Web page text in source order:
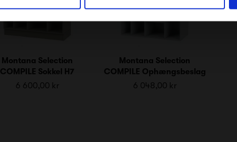
Montana Selection
COMPILE Sokkel H7
6 600,00 kr
Montana Selection
COMPILE Ophængsbeslag
6 048,00 kr